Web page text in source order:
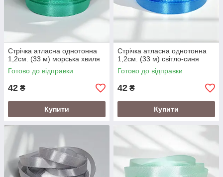
Стрічка атласна однотонна
1,2см. (33 м) морська хвиля
Готово до відправки
42 ₴
Купити
Стрічка атласна однотонна
1,2см. (33 м) світло-синя
Готово до відправки
42 ₴
Купити